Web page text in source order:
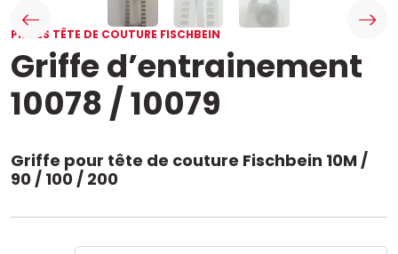
PIÈCES TÊTE DE COUTURE FISCHBEIN
Griffe d’entrainement
10078 / 10079
Griffe pour tête de couture Fischbein 10M /
90 / 100 / 200